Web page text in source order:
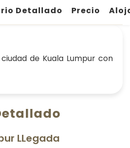
Detallado Precio
de Kuala Lumpur con
LLegada